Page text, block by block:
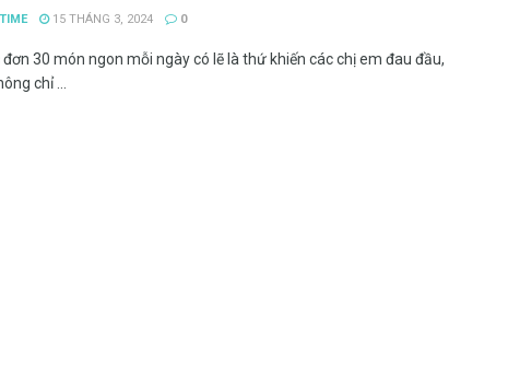
15 THÁNG 3, 2024 0
30 món ngon mỗi ngày có lẽ là thứ khiến các chị em đau đầu,
chỉ ...